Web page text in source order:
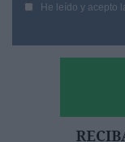
He leído y acepto